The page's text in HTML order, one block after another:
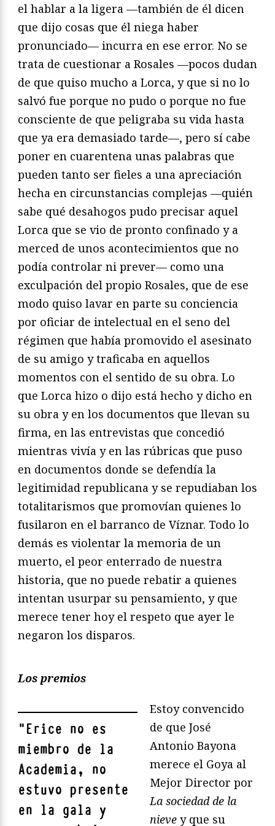
el hablar a la ligera —también de él dicen
que dijo cosas que él niega haber
pronunciado— incurra en ese error. No se
trata de cuestionar a Rosales —pocos dudan
de que quiso mucho a Lorca, y que si no lo
salvó fue porque no pudo o porque no fue
consciente de que peligraba su vida hasta
que ya era demasiado tarde—, pero sí cabe
poner en cuarentena unas palabras que
pueden tanto ser fieles a una apreciación
hecha en circunstancias complejas —quién
sabe qué desahogos pudo precisar aquel
Lorca que se vio de pronto confinado y a
merced de unos acontecimientos que no
podía controlar ni prever— como una
exculpación del propio Rosales, que de ese
modo quiso lavar en parte su conciencia
por oficiar de intelectual en el seno del
régimen que había promovido el asesinato
de su amigo y traficaba en aquellos
momentos con el sentido de su obra. Lo
que Lorca hizo o dijo está hecho y dicho en
su obra y en los documentos que llevan su
firma, en las entrevistas que concedió
mientras vivía y en las rúbricas que puso
en documentos donde se defendía la
legitimidad republicana y se repudiaban los
totalitarismos que promovían quienes lo
fusilaron en el barranco de Víznar. Todo lo
demás es violentar la memoria de un
muerto, el peor enterrado de nuestra
historia, que no puede rebatir a quienes
intentan usurpar su pensamiento, y que
merece tener hoy el respeto que ayer le
negaron los disparos.
Los premios
"Erice no es
miembro de la
Academia, no
estuvo presente
en la gala y
Estoy convencido
de que José
Antonio Bayona
merece el Goya al
Mejor Director por
La sociedad de la
nieve y que su